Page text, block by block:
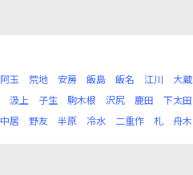
阿玉 荒地 安房 飯島 飯名 江川 大蔵
汲上 子生 駒木根 沢尻 鹿田 下太田
中居 野友 半原 冷水 二重作 札 舟木